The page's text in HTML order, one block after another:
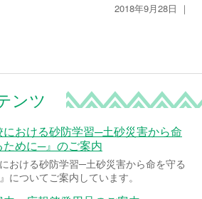
2018年9月28日 ｜
ンツ
における砂防学習─土砂災害から命
ために─』のご案内
における砂防学習─土砂災害から命を守る
についてご案内しています。